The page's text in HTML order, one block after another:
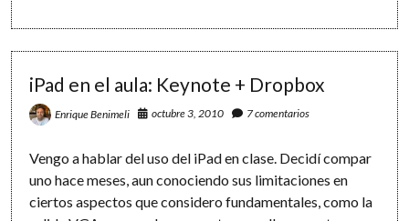
con
Calendar
+
iCal
iPad en el aula: Keynote + Dropbox
Enrique Benimeli octubre 3, 2010 7 comentarios
Vengo a hablar del uso del iPad en clase. Decidí compar
uno hace meses, aun conociendo sus limitaciones en
ciertos aspectos que considero fundamentales, como la